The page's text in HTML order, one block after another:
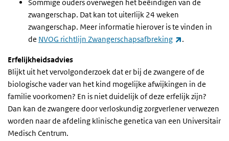
Sommige ouders overwegen het beëindigen van de
zwangerschap. Dat kan tot uiterlijk 24 weken
zwangerschap. Meer informatie hierover is te vinden in
de NVOG richtlijn Zwangerschapsafbreking (link is
.
Erfelijkheidsadvies
Blijkt uit het vervolgonderzoek dat er bij de zwangere of de
biologische vader van het kind mogelijke afwijkingen in de
familie voorkomen? En is niet duidelijk of deze erfelijk zijn?
Dan kan de zwangere door verloskundig zorgverlener verwezen
worden naar de afdeling klinische genetica van een Universitair
Medisch Centrum.